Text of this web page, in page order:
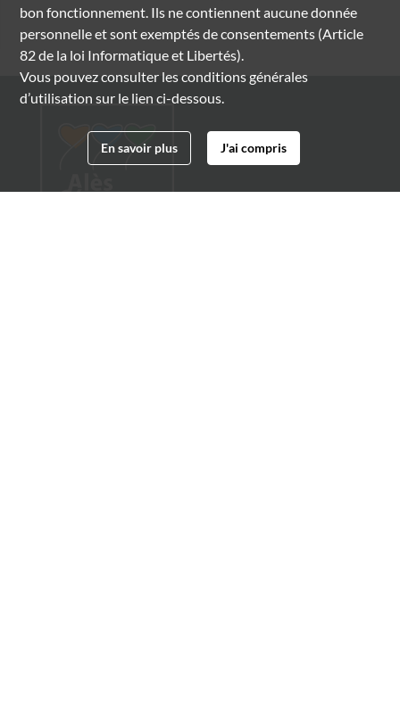
bon fonctionnement. Ils ne contiennent aucune donnée
personnelle et sont exemptés de consentements (Article
82 de la loi Informatique et Libertés).
Vous pouvez consulter les conditions générales
d’utilisation sur le lien ci-dessous.
En savoir plus J'ai compris